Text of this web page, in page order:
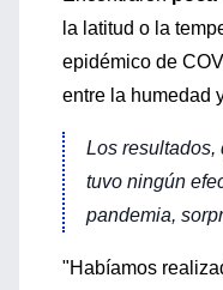
la latitud o la
epidémico de
entre la humedad
Los resultados,
tuvo ningún
pandemia,
"Habíamos